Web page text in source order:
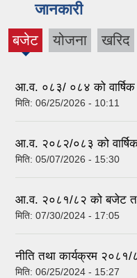
जानकारी
बजेट
(active
योजना खरिद
आ.व. ०८३/ ०८४ को
मिति: 06/25/2026 - 10:11
आ.व. २०८२/०८३ को
मिति: 05/07/2026 - 15:30
आ.व. २०८१/८२ को बजेट
मिति: 07/30/2024 - 17:05
नीति तथा कार्यक्रम २०८१/
मिति: 06/25/2024 - 15:27